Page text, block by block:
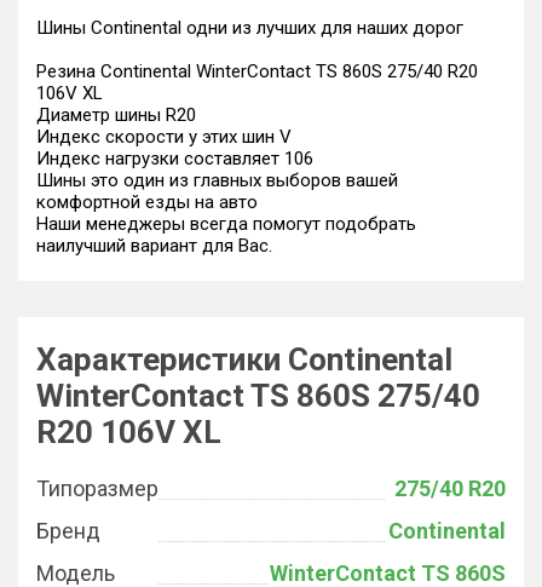
Шины Continental одни из лучших для наших дорог
Резина Continental WinterContact TS 860S 275/40 R20
106V XL
Диаметр шины R20
Индекс скорости у этих шин V
Индекс нагрузки составляет 106
Шины это один из главных выборов вашей
комфортной езды на авто
Наши менеджеры всегда помогут подобрать
наилучший вариант для Вас.
Характеристики Continental
WinterContact TS 860S 275/40
R20 106V XL
Типоразмер
275/40 R20
Бренд
Continental
Модель
WinterContact TS 860S